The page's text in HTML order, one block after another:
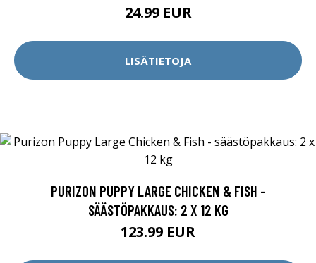
24.99 EUR
LISÄTIETOJA
PURIZON PUPPY LARGE CHICKEN & FISH -
SÄÄSTÖPAKKAUS: 2 X 12 KG
123.99 EUR